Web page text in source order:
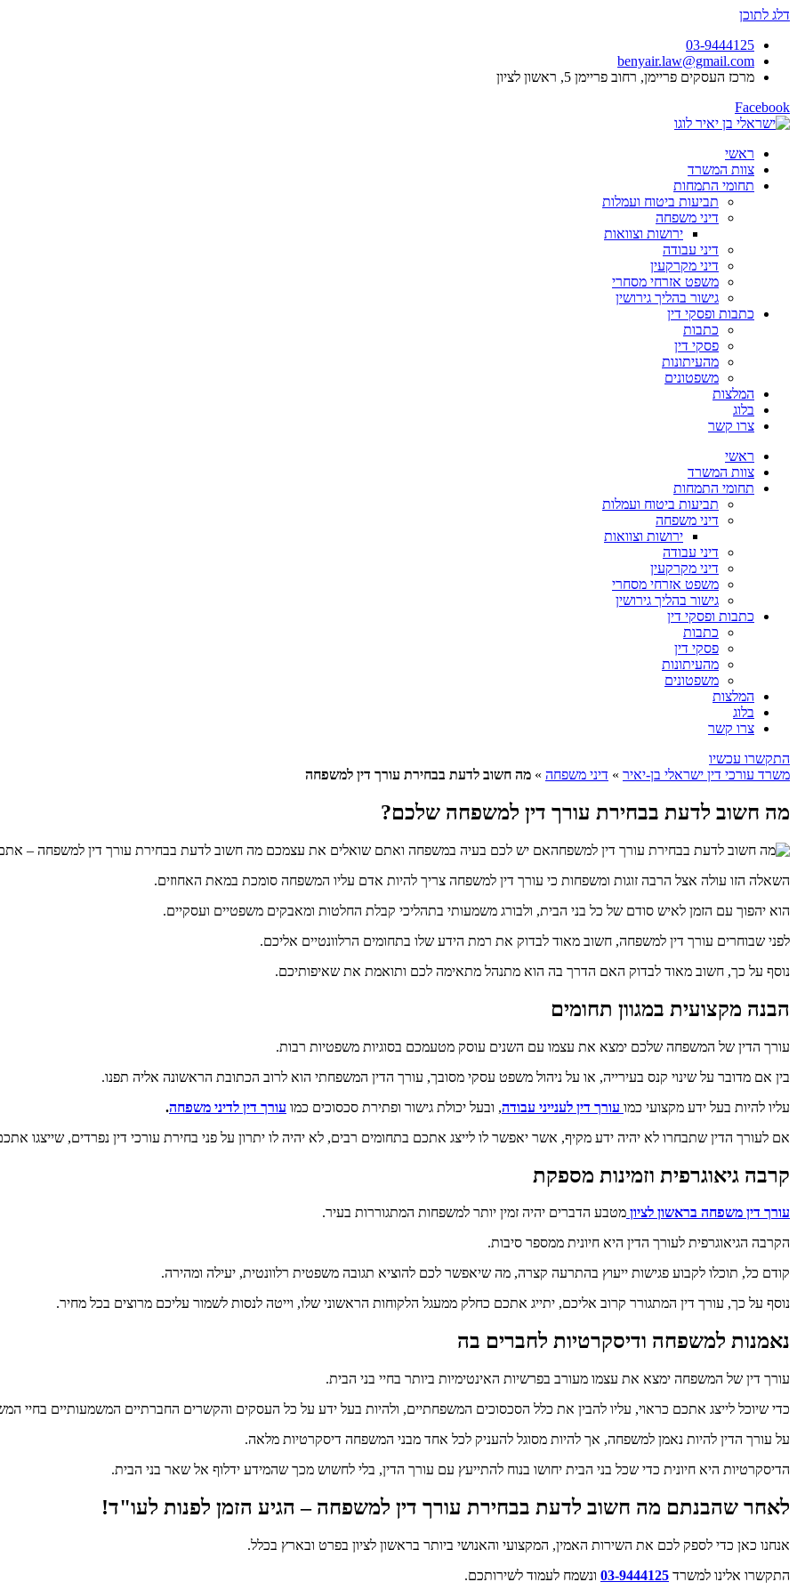
דלג לתוכן
03-9444125
benyair.law@gmail.com
מרכז העסקים פריימן, רחוב פריימן 5, ראשון לציון
Facebook
ראשי
צוות המשרד
תחומי התמחות
תביעות ביטוח ועמלות
דיני משפחה
ירושות וצוואות
דיני עבודה
דיני מקרקעין
משפט אזרחי מסחרי
גישור בהליך גירושין
כתבות ופסקי דין
כתבות
פסקי דין
מהעיתונות
משפטונים
המלצות
בלוג
צרו קשר
ראשי
צוות המשרד
תחומי התמחות
תביעות ביטוח ועמלות
דיני משפחה
ירושות וצוואות
דיני עבודה
דיני מקרקעין
משפט אזרחי מסחרי
גישור בהליך גירושין
כתבות ופסקי דין
כתבות
פסקי דין
מהעיתונות
משפטונים
המלצות
בלוג
צרו קשר
התקשרו עכשיו
משרד עורכי דין ישראלי בן-יאיר » דיני משפחה » מה חשוב לדעת בבחירת עורך דין למשפחה
מה חשוב לדעת בבחירת עורך דין למשפחה שלכם?
אם יש לכם בעיה במשפחה ואתם שואלים את עצמכם מה חשוב לדעת בבחירת עורך דין למשפחה – אתם
השאלה הזו עולה אצל הרבה זוגות ומשפחות כי עורך דין למשפחה צריך להיות אדם עליו המשפחה סומכת במאת האחוזים.
הוא יהפוך עם הזמן לאיש סודם של כל בני הבית, ולבורג משמעותי בתהליכי קבלת החלטות ומאבקים משפטיים ועסקיים.
לפני שבוחרים עורך דין למשפחה, חשוב מאוד לבדוק את רמת הידע שלו בתחומים הרלוונטיים אליכם.
נוסף על כך, חשוב מאוד לבדוק האם הדרך בה הוא מתנהל מתאימה לכם ותואמת את שאיפותיכם.
הבנה מקצועית במגוון תחומים
עורך הדין של המשפחה שלכם ימצא את עצמו עם השנים עוסק מטעמכם בסוגיות משפטיות רבות.
בין אם מדובר על שינוי קנס בעירייה, או על ניהול משפט עסקי מסובך, עורך הדין המשפחתי הוא לרוב הכתובת הראשונה אליה תפנו.
עליו להיות בעל ידע מקצועי כמו עורך דין לענייני עבודה, ובעל יכולת גישור ופתירת סכסוכים כמו עורך דין לדיני משפחה.
אם לעורך הדין שתבחרו לא יהיה ידע מקיף, אשר יאפשר לו לייצג אתכם בתחומים רבים, לא יהיה לו יתרון על פני בחירת עורכי דין נפרדים, שייצגו
קרבה גיאוגרפית וזמינות מספקת
עורך דין משפחה בראשון לציון מטבע הדברים יהיה זמין יותר למשפחות המתגוררות בעיר.
הקרבה הגיאוגרפית לעורך הדין היא חיונית ממספר סיבות.
קודם כל, תוכלו לקבוע פגישות ייעוץ בהתרעה קצרה, מה שיאפשר לכם להוציא תגובה משפטית רלוונטית, יעילה ומהירה.
נוסף על כך, עורך דין המתגורר קרוב אליכם, יתייג אתכם כחלק ממעגל הלקוחות הראשוני שלו, וייטה לנסות לשמור עליכם מרוצים בכל מחיר.
נאמנות למשפחה ודיסקרטיות לחברים בה
עורך דין של המשפחה ימצא את עצמו מעורב בפרשיות האינטימיות ביותר בחיי בני הבית.
כדי שיוכל לייצג אתכם כראוי, עליו להבין את כלל הסכסוכים המשפחתיים, ולהיות בעל ידע על כל העסקים והקשרים החברתיים המשמעותיים בחיי
על עורך הדין להיות נאמן למשפחה, אך להיות מסוגל להעניק לכל אחד מבני המשפחה דיסקרטיות מלאה.
הדיסקרטיות היא חיונית כדי שכל בני הבית יחושו בנוח להתייעץ עם עורך הדין, בלי לחשוש מכך שהמידע ידלוף אל שאר בני הבית.
לאחר שהבנתם מה חשוב לדעת בבחירת עורך דין למשפחה – הגיע הזמן לפנות לעו"ד!
אנחנו כאן כדי לספק לכם את השירות האמין, המקצועי והאנושי ביותר בראשון לציון בפרט ובארץ בכלל.
התקשרו אלינו למשרד 03-9444125 ונשמח לעמוד לשירותכם.